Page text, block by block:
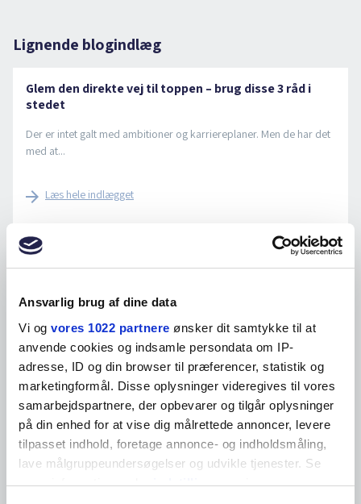
Ansvarlig brug af dine data
Vi og vores 1022 partnere ønsker dit samtykke til at
anvende cookies og indsamle persondata om IP-
adresse, ID og din browser til præferencer, statistik og
marketingformål. Disse oplysninger videregives til vores
samarbejdspartnere, der opbevarer og tilgår oplysninger
på din enhed for at vise dig målrettede annoncer, levere
tilpasset indhold, foretage annonce- og indholdsmåling,
lave målgruppeundersøgelser og udvikle tjenester. Se
mere information underindstillingerog i vores
Lignende blogindlæg
Glem den direkte vej til toppen – brug disse 3 råd i
stedet
Der er intet galt med ambitioner og karriereplaner. Men de har det
med at...
Læs hele indlægget
Bestyrelsen betyder mere end nogensinde
det stiller nye krav...
Læs hele indlægget
Fremtidens CEO er et fembenet lam
Fremtidens kaos og konstante forandringer stiller flere krav til
toplederen, end én person nogensinde...